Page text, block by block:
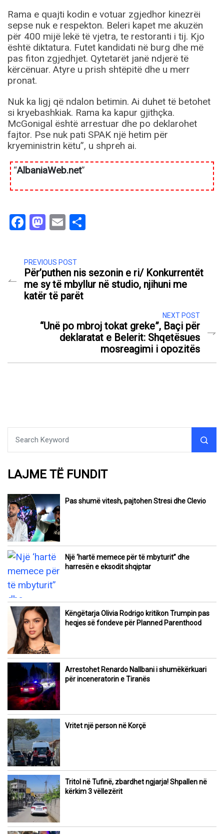
Rama e quajti kodin e votuar zgjedhor kinezrëi
sepse nuk e respekton. Beleri kapet me akuzën
për 400 mijë lekë të vjetra, te restoranti i tij. Kjo
është diktatura. Futet kandidati në burg dhe më
pas fiton zgjedhjet. Qytetarët janë ndjerë të
kërcënuar. Atyre u prish shtëpitë dhe u merr
pronat.
Nuk ka ligj që ndalon betimin. Ai duhet të betohet
si kryebashkiak. Rama ka kapur gjithçka.
McGonigal është arrestuar dhe po deklarohet
fajtor. Pse nuk pati SPAK një hetim për
kryeministrin këtu”, u shpreh ai.
“AlbaniaWeb.net”
Facebook
Mastodon
Email
PREVIOUS POST
Për’puthen nis sezonin e ri/ Konkurrentët
me sy të mbyllur në studio, njihuni me
katër të parët
NEXT POST
“Unë po mbroj tokat greke”, Baçi për
deklaratat e Belerit: Shqetësues
mosreagimi i opozitës
LAJME TË FUNDIT
Pas shumë vitesh, pajtohen Stresi dhe Clevio
Një ‘hartë memece për të mbyturit” dhe
harresën e eksodit shqiptar
Këngëtarja Olivia Rodrigo kritikon Trumpin pas
heqjes së fondeve për Planned Parenthood
Arrestohet Renardo Nallbani i shumëkërkuari
për inceneratorin e Tiranës
Vritet një person në Korçë
Tritol në Tufinë, zbardhet ngjarja! Shpallen në
kërkim 3 vëllezërit